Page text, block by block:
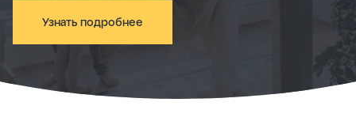
Узнать подробнее